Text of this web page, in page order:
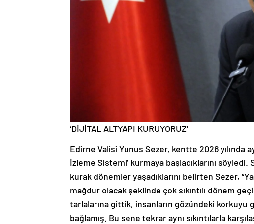
‘DİJİTAL ALTYAPI KURUYORUZ’
Edirne Valisi Yunus Sezer, kentte 2026 yılında
İzleme Sistemi’ kurmaya başladıklarını
kurak dönemler yaşadıklarını belirten Sezer,
mağdur olacak şeklinde çok sıkıntılı dönem
tarlalarına gittik, insanların gözündeki korkuyu
bağlamış. Bu sene tekrar aynı sıkıntılarla